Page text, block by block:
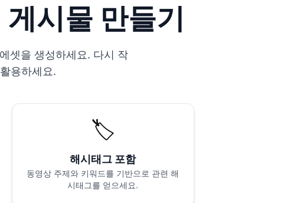
시물 만들기
셋을 생성하세요. 다시 작
용하세요.
🏷️
해시태그 포함
동영상 주제와 키워드를 기반으로 관련 해
시태그를 얻으세요.